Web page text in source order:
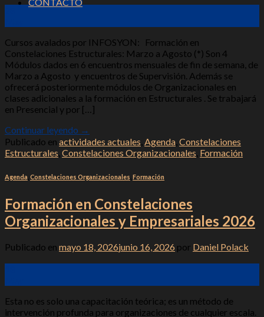
Cursos avalados por INFOSYON: Formación en
Constelaciones Estructurales: Marzo a Agosto (*) Son 4
Módulos dados en 6 encuentros mensuales de fin de semana, de
Marzo a Agosto y encuentros de Supervisión. Además se
ofrecerá posteriormente módulos de Organizacionales en
clases adicionales a la formación en Estructurales . Se trabajará
en Presencial y por […]
Continuar leyendo →
Publicado en actividades actuales Agenda Constelaciones
Estructurales Constelaciones Organizacionales Formación
Agenda Constelaciones Organizacionales Formación
Formación en Constelaciones
Organizacionales y Empresariales 2026
Publicado en mayo 18, 2026junio 16, 2026 por Daniel Polack
Esta no es solo una capacitación teórica; es un método de
intervención profunda para organizaciones de cualquier escala.